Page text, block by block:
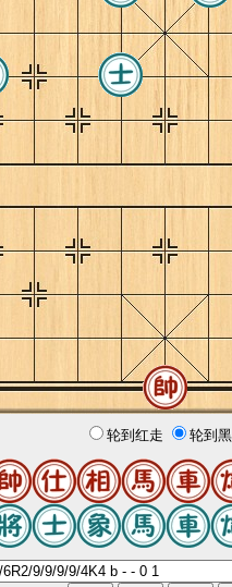
轮到红走 轮到